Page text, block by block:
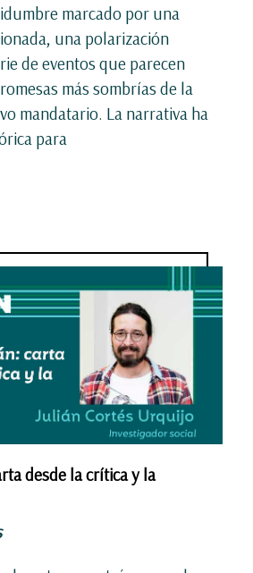
marcado por una
una polarización
de eventos que parecen
más sombrías de la
mandatario. La narrativa ha
para
desde la crítica y la